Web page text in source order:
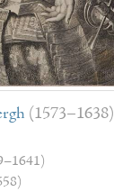
(1573–1638)